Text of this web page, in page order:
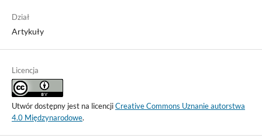
Dział
Artykuły
Licencja
Utwór dostępny jest na licencjiCreative Commons Uznanie autorstwa
4.0 Międzynarodowe.